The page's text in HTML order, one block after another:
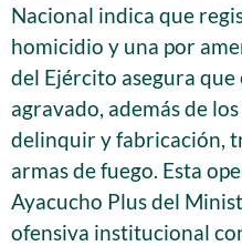
Nacional indica que
homicidio y una por
del Ejército asegura
agravado, además de
delinquir y fabricación,
armas de fuego. Esta
Ayacucho Plus del
ofensiva institucional